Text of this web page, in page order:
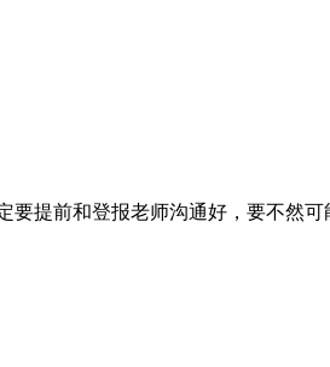
提前和登报老师沟通好，要不然可